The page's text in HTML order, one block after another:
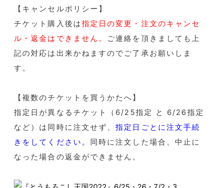
【キャンセルポリシー】
チケット購入後は指定日の変更・注文のキャンセ
ル・返金はできません。 ご連絡を頂きましても上
記の対応は出来かねますのでご了承お願いしま
す。
【複数のチケットを買うかたへ】
指定日が異なるチケット（6/25指定 と 6/26指定
など）は同時に注文せず、指定日ごとに注文手続
きをしてください。 同時に注文した場合、中止に
なった場合の返金ができません。